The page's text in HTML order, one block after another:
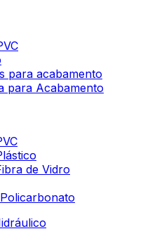
para acabamento
para Acabamento
de Vidro